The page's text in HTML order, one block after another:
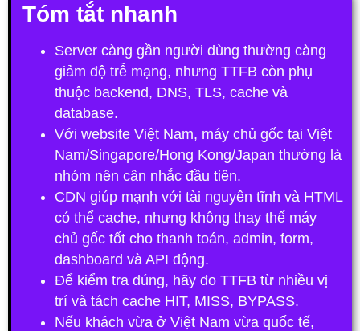
Tóm tắt nhanh
Server càng gần người dùng thường càng
giảm độ trễ mạng, nhưng TTFB còn phụ
thuộc backend, DNS, TLS, cache và
database.
Với website Việt Nam, máy chủ gốc tại Việt
Nam/Singapore/Hong Kong/Japan thường là
nhóm nên cân nhắc đầu tiên.
CDN giúp mạnh với tài nguyên tĩnh và HTML
có thể cache, nhưng không thay thế máy
chủ gốc tốt cho thanh toán, admin, form,
dashboard và API động.
Để kiểm tra đúng, hãy đo TTFB từ nhiều vị
trí và tách cache HIT, MISS, BYPASS.
Nếu khách vừa ở Việt Nam vừa quốc tế,